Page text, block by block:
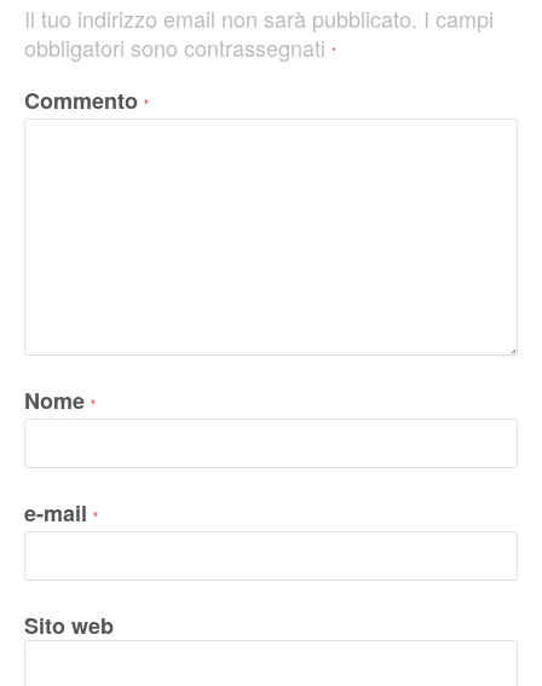
Il tuo indirizzo email non sarà pubblicato. I campi
obbligatori sono contrassegnati *
Commento *
Nome *
e-mail *
Sito web